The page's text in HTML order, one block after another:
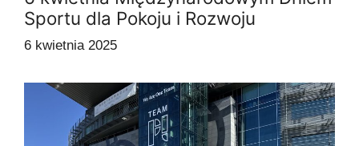
Sportu dla Pokoju i Rozwoju
6 kwietnia 2025